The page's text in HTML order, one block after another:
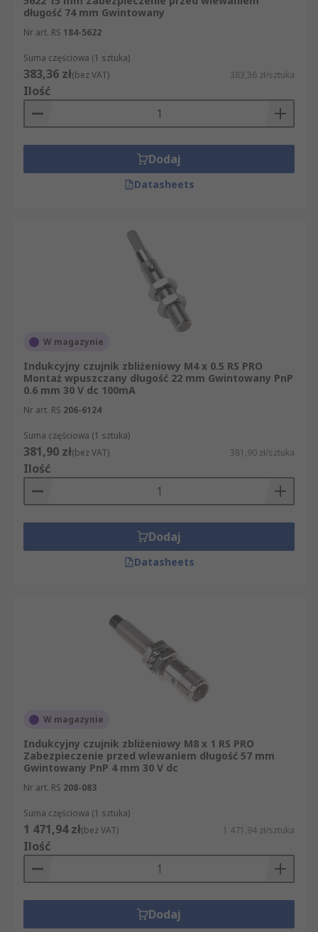
długość 74 mm Gwintowany
Nr art. RS 184-5622
Suma częściowa (1 sztuka)
383,36 zł(bez VAT) 383,36 zł/sztuka
Ilość
Dodaj
Datasheets
W magazynie
Indukcyjny czujnik zbliżeniowy M4 x 0.5 RS PRO
Montaż wpuszczany długość 22 mm Gwintowany PnP
0.6 mm 30 V dc 100mA
Nr art. RS 206-6124
Suma częściowa (1 sztuka)
381,90 zł(bez VAT) 381,90 zł/sztuka
Ilość
Dodaj
Datasheets
W magazynie
Indukcyjny czujnik zbliżeniowy M8 x 1 RS PRO
Zabezpieczenie przed wlewaniem długość 57 mm
Gwintowany PnP 4 mm 30 V dc
Nr art. RS 208-083
Suma częściowa (1 sztuka)
1 471,94 zł(bez VAT) 1 471,94 zł/sztuka
Ilość
Dodaj